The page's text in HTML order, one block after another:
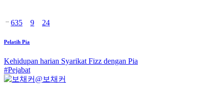
635 9 24
Pelatih Pia
Kehidupan harian Syarikat Fizz dengan Pia
#Pejabat
@보채커